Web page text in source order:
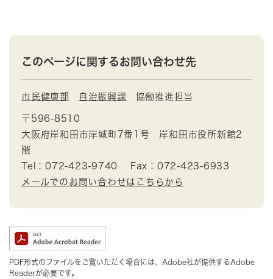
このページに関するお問い合わせ先
市民健康部 自治振興課 協働推進担当
〒596-8510
大阪府岸和田市岸城町7番1号 岸和田市役所新館2
階
Tel：072-423-9740
Fax：072-423-6933
メールでのお問い合わせはこちらから
PDF形式のファイルをご覧いただく場合には、Adobe社が提供するAdobe
Readerが必要です。